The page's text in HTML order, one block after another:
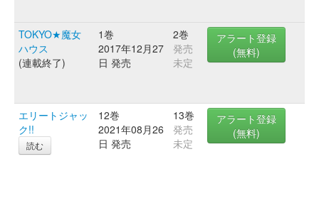
TOKYO★魔女
ハウス
(連載終了)
1巻
2017年12月27
日 発売
2巻
発売
未定
アラート登録
(無料)
エリートジャッ
ク!!
読む
12巻
2021年08月26
日 発売
13巻
発売
未定
アラート登録
(無料)